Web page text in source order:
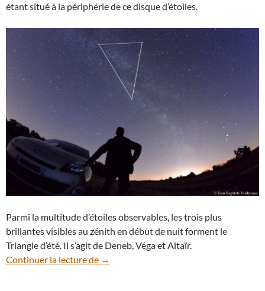
étant situé à la périphérie de ce disque d’étoiles.
Parmi la multitude d’étoiles observables, les trois plus
brillantes visibles au zénith en début de nuit forment le
Triangle d’été. Il s’agit de Deneb, Véga et Altaïr.
Continuer la lecture de
Le Triangle d’été, un spectacle à admirer
→